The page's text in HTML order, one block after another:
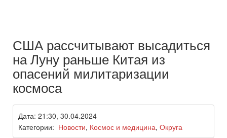
США рассчитывают высадиться
на Луну раньше Китая из
опасений милитаризации
космоса
Дата: 21:30, 30.04.2024
Категории: Новости, Космос и медицина, Округа